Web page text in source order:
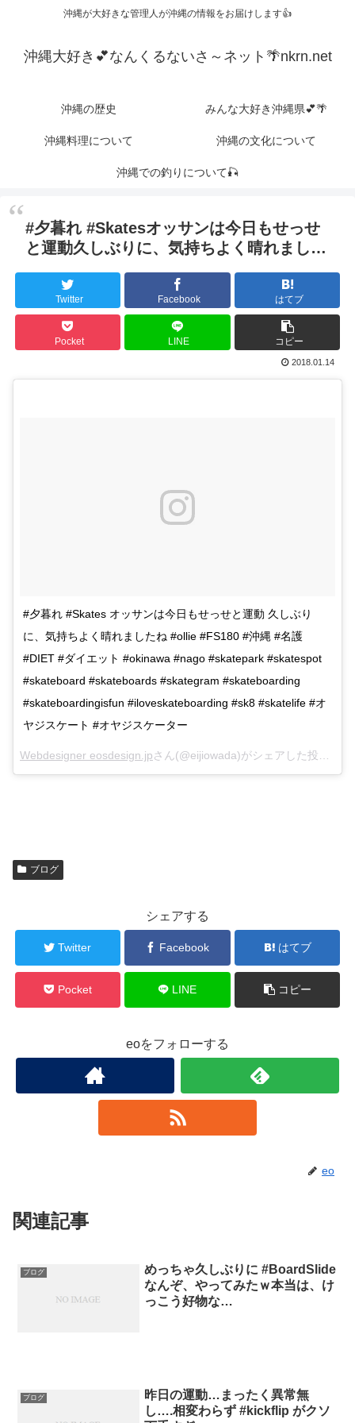
沖縄が大好きな管理人が沖縄の情報をお届けします👍
沖縄大好き💕なんくるないさ～ネット🌴nkrn.net
沖縄の歴史 みんな大好き沖縄県💕🌴
沖縄料理について 沖縄の文化について
沖縄での釣りについて🎣
#夕暮れ #Skatesオッサンは今日もせっせ
と運動久しぶりに、気持ちよく晴れまし…
Twitter Facebook はてブ
Pocket LINE コピー
2018.01.14
#夕暮れ #Skates オッサンは今日もせっせと運動 久しぶり
に、気持ちよく晴れましたね #ollie #FS180 #沖縄 #名護
#DIET #ダイエット #okinawa #nago #skatepark #skatespot
#skateboard #skateboards #skategram #skateboarding
#skateboardingisfun #iloveskateboarding #sk8 #skatelife #オ
ヤジスケート #オヤジスケーター
Webdesigner eosdesign.jpさん(@eijiowada)がシェアした投稿 –
ブログ
シェアする
Twitter Facebook はてブ
Pocket LINE コピー
eoをフォローする
eo
関連記事
ブログ
めっちゃ久しぶりに #BoardSlide
なんぞ、やってみたｗ本当は、け
っこう好物な…
ブログ
昨日の運動…まったく異常無
し….相変わらず #kickflip がクソ